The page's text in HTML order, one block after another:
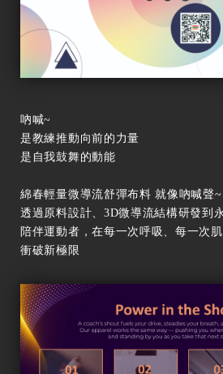
吶喊~
是教練推動向前的力量
是自我鼓舞的動能
綿春輕量微導流舒彈布料 就像吶喊聲~
透過原料設計、3D微導流結構研發到
陪伴運動者，在每一次呼吸、每一次
衝破新極限